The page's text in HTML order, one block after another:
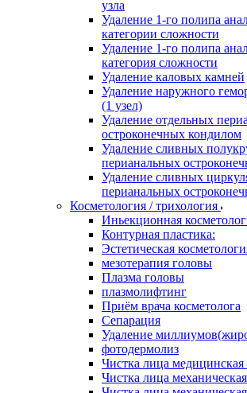
узла
Удаление 1-го полипа
категории сложности
Удаление 1-го полипа
категория сложности
Удаление каловых камней
Удаление наружного
(1 узел)
Удаление отдельных
остроконечных кондилом
Удаление сливных
перианальных
Удаление сливных
перианальных
Косметология / трихология
Иньекционная
Контурная пластика:
Эстетическая
мезотерапия головы
Плазма головы
плазмолифтинг
Приём врача косметолога
Сепарация
Удаление
фотодермолиз
Чистка лица
Чистка лица